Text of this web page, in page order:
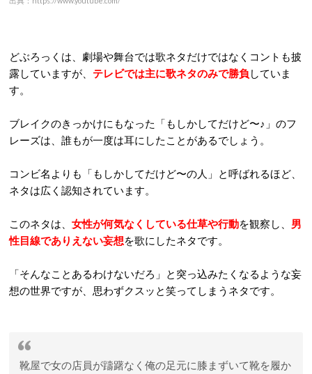
どぶろっくは、劇場や舞台では歌ネタだけではなくコントも披
露していますが、 テレビでは主に歌ネタのみで勝負 していま
す。
ブレイクのきっかけにもなった「もしかしてだけど〜♪」のフ
レーズは、誰もが一度は耳にしたことがあるでしょう。
コンビ名よりも「もしかしてだけど〜の人」と呼ばれるほど、
ネタは広く認知されています。
このネタは、 女性が何気なくしている仕草や行動を観察し、 男
性目線でありえない妄想を歌にしたネタです。
「そんなことあるわけないだろ」と突っ込みたくなるような妄
想の世界ですが、思わずクスッと笑ってしまうネタです。
靴屋で女の店員が躊躇なく俺の足元に膝まずいて靴を履か